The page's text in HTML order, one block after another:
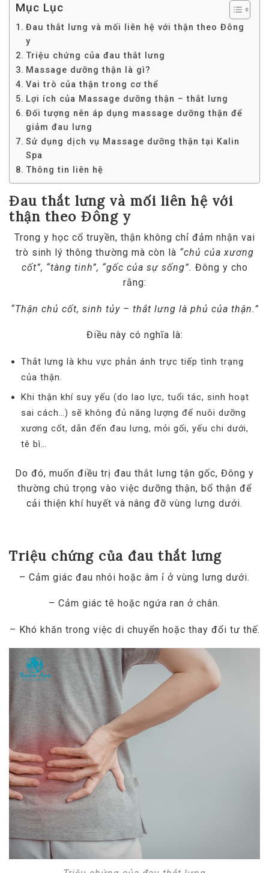
Mục Lục
Đau thắt lưng và mối liên hệ với thận theo Đông
y
Triệu chứng của đau thắt lưng
Massage dưỡng thận là gì?
Vai trò của thận trong cơ thể
Lợi ích của Massage dưỡng thận – thắt lưng
Đối tượng nên áp dụng massage dưỡng thận để
giảm đau lưng
Sử dụng dịch vụ Massage dưỡng thận tại Kalin
Spa
Thông tin liên hệ
Đau thắt lưng và mối liên hệ với
thận theo Đông y
Trong y học cổ truyền, thận không chỉ đảm nhận vai
trò sinh lý thông thường mà còn là “chủ của xương
cốt”, “tàng tinh”, “gốc của sự sống”. Đông y cho
rằng:
“Thận chủ cốt, sinh tủy – thắt lưng là phủ của thận.”
Điều này có nghĩa là:
Thắt lưng là khu vực phản ánh trực tiếp tình trạng
của thận.
Khi thận khí suy yếu (do lao lực, tuổi tác, sinh hoạt
sai cách…) sẽ không đủ năng lượng để nuôi dưỡng
xương cốt, dẫn đến đau lưng, mỏi gối, yếu chi dưới,
tê bì…
Do đó, muốn điều trị đau thắt lưng tận gốc, Đông y
thường chú trọng vào việc dưỡng thận, bổ thận để
cải thiện khí huyết và nâng đỡ vùng lưng dưới.
Triệu chứng của đau thắt lưng
– Cảm giác đau nhói hoặc âm ỉ ở vùng lưng dưới.
– Cảm giác tê hoặc ngứa ran ở chân.
– Khó khăn trong việc di chuyển hoặc thay đổi tư thế.